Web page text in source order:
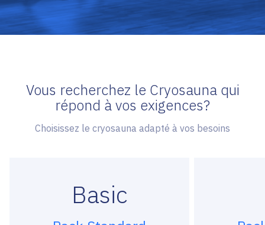
Vous recherchez le Cryosauna qui
répond à vos exigences?
Choisissez le cryosauna adapté à vos besoins
Basic